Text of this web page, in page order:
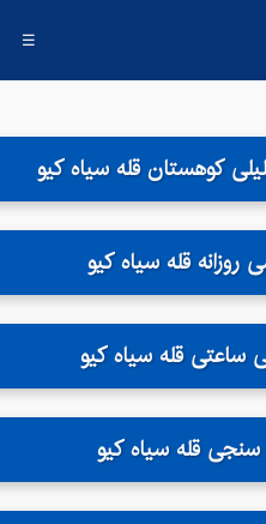
☰
کوهستان قله سیاه کیو
سیاه کیو
سیاه کیو